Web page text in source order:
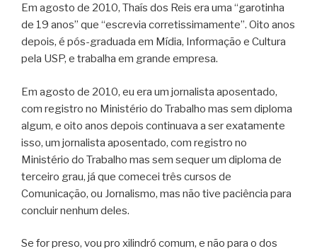
Em agosto de 2010, Thaís dos Reis era uma “garotinha
de 19 anos” que “escrevia corretissimamente”. Oito anos
depois, é pós-graduada em Mídia, Informação e Cultura
pela USP, e trabalha em grande empresa.
Em agosto de 2010, eu era um jornalista aposentado,
com registro no Ministério do Trabalho mas sem diploma
algum, e oito anos depois continuava a ser exatamente
isso, um jornalista aposentado, com registro no
Ministério do Trabalho mas sem sequer um diploma de
terceiro grau, já que comecei três cursos de
Comunicação, ou Jornalismo, mas não tive paciência para
concluir nenhum deles.
Se for preso, vou pro xilindró comum, e não para o dos